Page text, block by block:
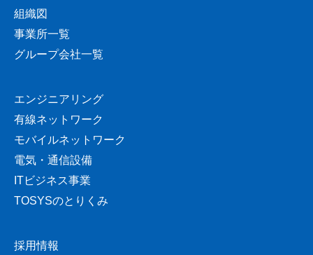
組織図
事業所一覧
グループ会社一覧
エンジニアリング
有線ネットワーク
モバイルネットワーク
電気・通信設備
ITビジネス事業
TOSYSのとりくみ
採用情報